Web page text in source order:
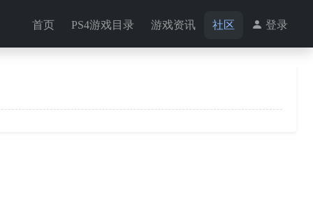
首页 PS4游戏目录 游戏资讯 社区 登录